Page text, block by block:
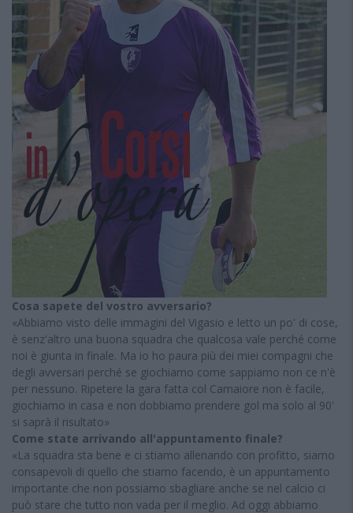
Cosa sapete del vostro avversario?
«Abbiamo visto delle immagini del Vigasio e letto un po' di cose,
è senz'altro una buona squadra che qualcosa vale perché come
noi è giunta in finale. Ma io ho paura più dei miei compagni che
degli avversari perché se giochiamo come sappiamo non ce n'è
per nessuno. Ripetere la gara fatta col Camaiore non è facile,
giochiamo in casa e non dobbiamo prendere gol ma solo al 90'
si saprà il risultato»
Come state arrivando all'appuntamento finale?
«La squadra sta bene e ci stiamo allenando con profitto, siamo
consapevoli di quello che stiamo facendo, è un appuntamento
importante che non possiamo sbagliare anche se nel calcio ci
può stare che tutto non vada per il meglio. Ad oggi abbiamo